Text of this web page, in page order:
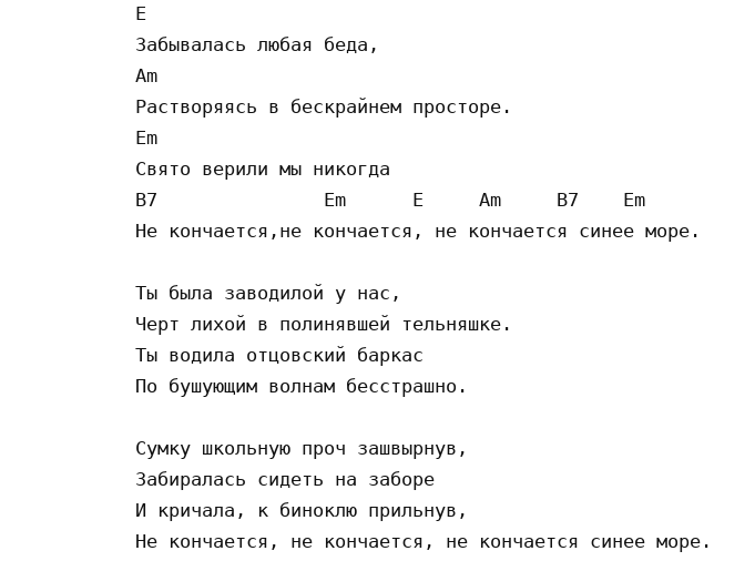
E
Забывалась любая беда,
Am
Растворяясь в бескрайнем просторе.
Em
Свято верили мы никогда
B7               Em      E     Am     B7    Em
Не кончается,не кончается, не кончается синее море.
Ты была заводилой y нас,
Черт лихой в полинявшей тельняшке.
Ты водила отцовский баркас
По бушующим волнам бесстрашно.
Сумку школьную проч зашвырнув,
Забиралась сидеть на заборе
И кричала, к биноклю прильнув,
Не кончается, не кончается, не кончается синее море.